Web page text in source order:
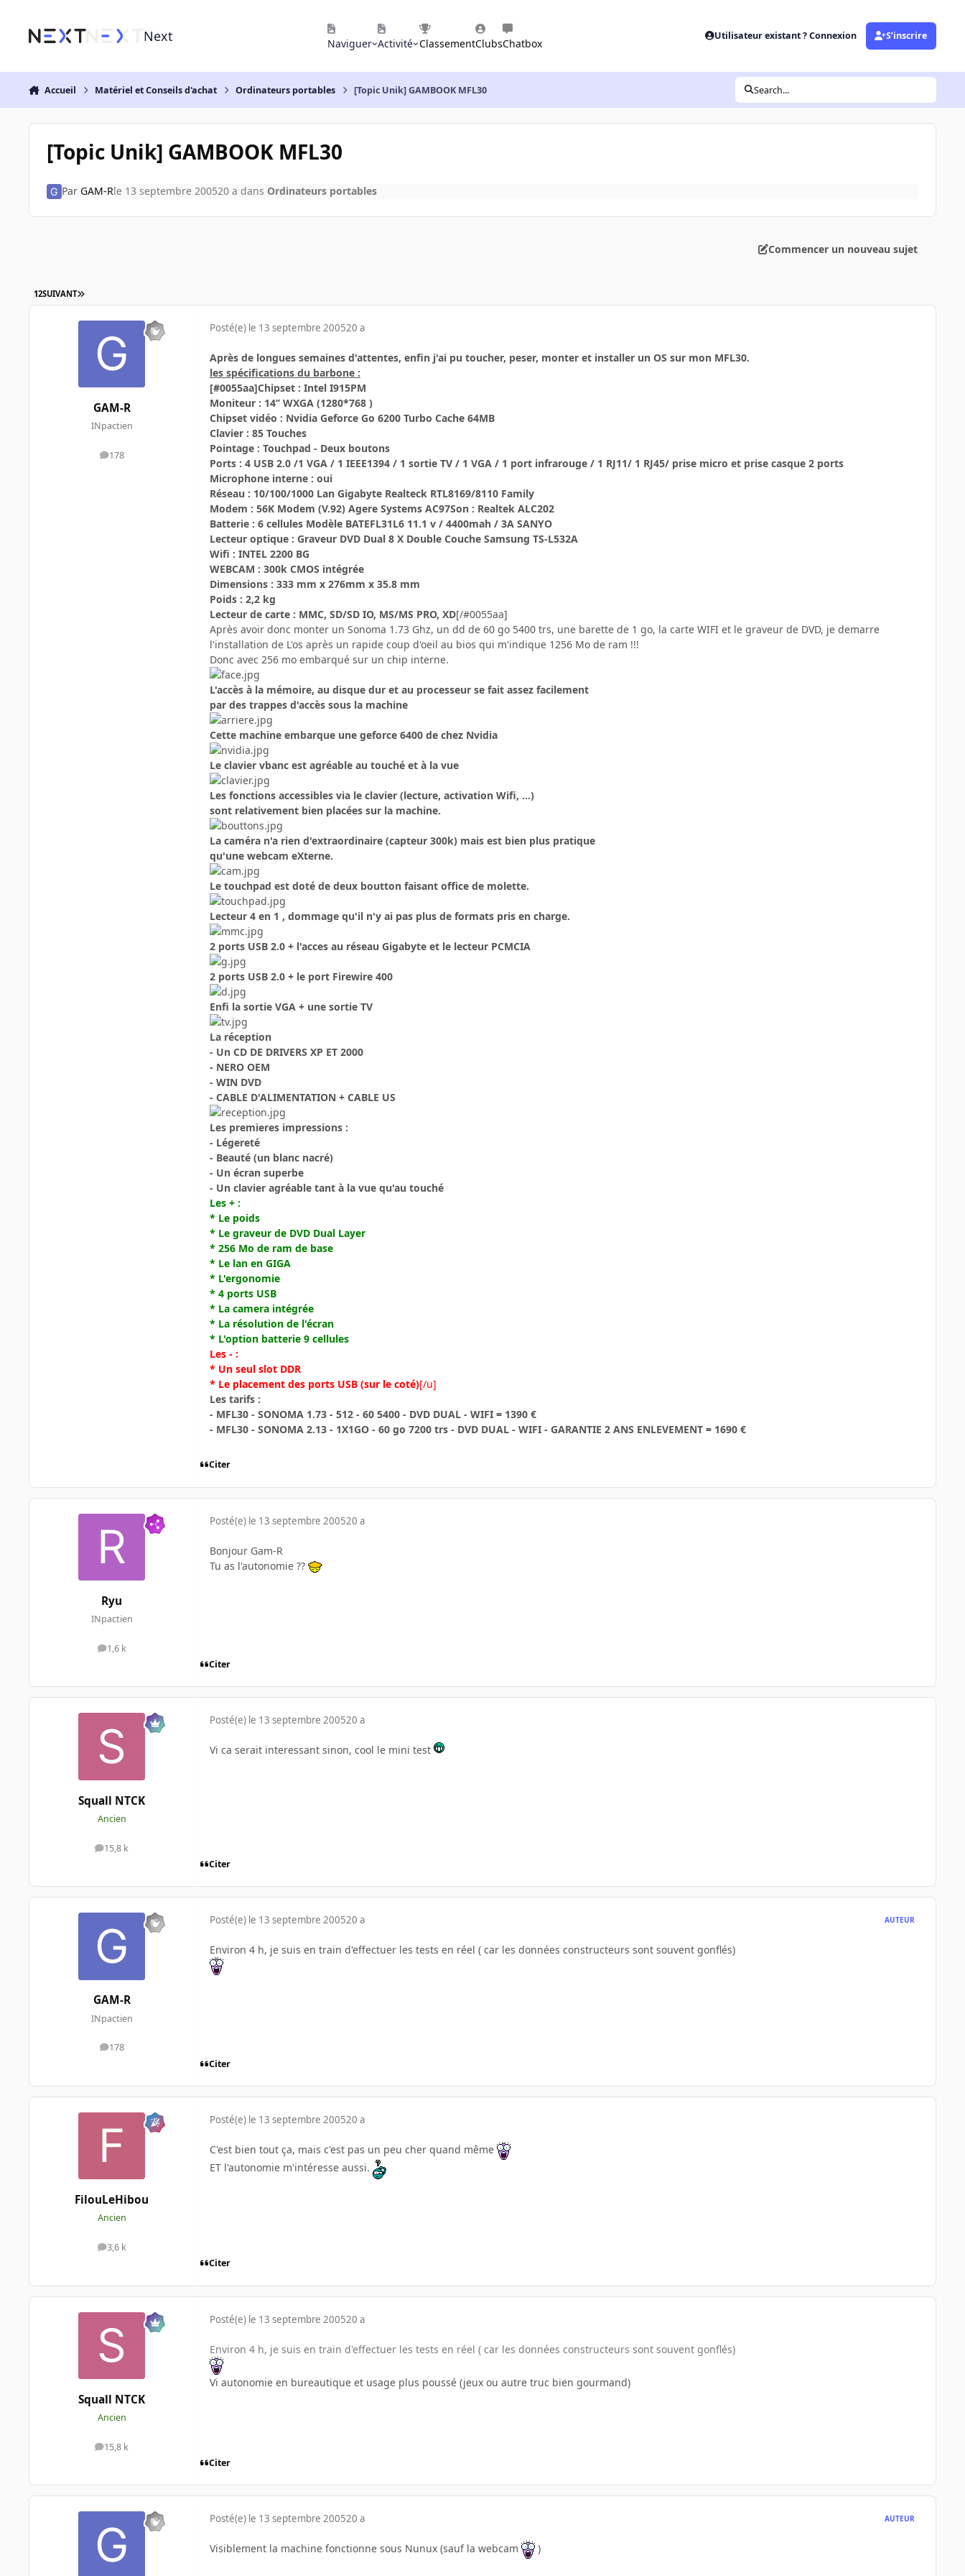
Next Naviguer Activité ClassementClubsChatbox
Utilisateur existant ? Connexion S’inscrire
Accueil Matériel et Conseils d'achat Ordinateurs portables [Topic Unik] GAMBOOK MFL30 Search...
[Topic Unik] GAMBOOK MFL30
Par GAM-Rle 13 septembre 200520 a dans Ordinateurs portables
Commencer un nouveau sujet
12SUIVANT
GAM-R
INpactien
178
messages
Posté(e) le 13 septembre 200520 a
Après de longues semaines d'attentes, enfin j'ai pu toucher, peser, monter et installer un OS sur mon MFL30.
les spécifications du barbone :
[#0055aa]Chipset : Intel I915PM
Moniteur : 14’’ WXGA (1280*768 )
Chipset vidéo : Nvidia Geforce Go 6200 Turbo Cache 64MB
Clavier : 85 Touches
Pointage : Touchpad - Deux boutons
Ports : 4 USB 2.0 /1 VGA / 1 IEEE1394 / 1 sortie TV / 1 VGA / 1 port infrarouge / 1 RJ11/ 1 RJ45/ prise micro et prise casque 2 ports
Microphone interne : oui
Réseau : 10/100/1000 Lan Gigabyte Realteck RTL8169/8110 Family
Modem : 56K Modem (V.92) Agere Systems AC97Son : Realtek ALC202
Batterie : 6 cellules Modèle BATEFL31L6 11.1 v / 4400mah / 3A SANYO
Lecteur optique : Graveur DVD Dual 8 X Double Couche Samsung TS-L532A
Wifi : INTEL 2200 BG
WEBCAM : 300k CMOS intégrée
Dimensions : 333 mm x 276mm x 35.8 mm
Poids : 2,2 kg
Lecteur de carte : MMC, SD/SD IO, MS/MS PRO, XD[/#0055aa]
Après avoir donc monter un Sonoma 1.73 Ghz, un dd de 60 go 5400 trs, une barette de 1 go, la carte WIFI et le graveur de DVD, je demarre
l'installation de L'os après un rapide coup d'oeil au bios qui m'indique 1256 Mo de ram !!!
Donc avec 256 mo embarqué sur un chip interne.
L'accès à la mémoire, au disque dur et au processeur se fait assez facilement
par des trappes d'accès sous la machine
Cette machine embarque une geforce 6400 de chez Nvidia
Le clavier vbanc est agréable au touché et à la vue
Les fonctions accessibles via le clavier (lecture, activation Wifi, ...)
sont relativement bien placées sur la machine.
La caméra n'a rien d'extraordinaire (capteur 300k) mais est bien plus pratique
qu'une webcam eXterne.
Le touchpad est doté de deux boutton faisant office de molette.
Lecteur 4 en 1 , dommage qu'il n'y ai pas plus de formats pris en charge.
2 ports USB 2.0 + l'acces au réseau Gigabyte et le lecteur PCMCIA
2 ports USB 2.0 + le port Firewire 400
Enfi la sortie VGA + une sortie TV
La réception
- Un CD DE DRIVERS XP ET 2000
- NERO OEM
- WIN DVD
- CABLE D'ALIMENTATION + CABLE US
Les premieres impressions :
- Légereté
- Beauté (un blanc nacré)
- Un écran superbe
- Un clavier agréable tant à la vue qu'au touché
Les + :
* Le poids
* Le graveur de DVD Dual Layer
* 256 Mo de ram de base
* Le lan en GIGA
* L'ergonomie
* 4 ports USB
* La camera intégrée
* La résolution de l'écran
* L'option batterie 9 cellules
Les - :
* Un seul slot DDR
* Le placement des ports USB (sur le coté)[/u]
Les tarifs :
- MFL30 - SONOMA 1.73 - 512 - 60 5400 - DVD DUAL - WIFI = 1390 €
- MFL30 - SONOMA 2.13 - 1X1GO - 60 go 7200 trs - DVD DUAL - WIFI - GARANTIE 2 ANS ENLEVEMENT = 1690 €
Citer
Ryu
INpactien
1,6 k
messages
Posté(e) le 13 septembre 200520 a
Bonjour Gam-R
Tu as l'autonomie ??
Citer
Squall NTCK
Ancien
15,8 k
messages
Posté(e) le 13 septembre 200520 a
Vi ca serait interessant sinon, cool le mini test
Citer
GAM-R
INpactien
178
messages
Posté(e) le 13 septembre 200520 a AUTEUR
Environ 4 h, je suis en train d'effectuer les tests en réel ( car les données constructeurs sont souvent gonflés)
Citer
FilouLeHibou
Ancien
3,6 k
messages
Posté(e) le 13 septembre 200520 a
C'est bien tout ça, mais c'est pas un peu cher quand même
ET l'autonomie m'intéresse aussi.
Citer
Squall NTCK
Ancien
15,8 k
messages
Posté(e) le 13 septembre 200520 a
Environ 4 h, je suis en train d'effectuer les tests en réel ( car les données constructeurs sont souvent gonflés)
Vi autonomie en bureautique et usage plus poussé (jeux ou autre truc bien gourmand)
Citer
Posté(e) le 13 septembre 200520 a AUTEUR
Visiblement la machine fonctionne sous Nunux (sauf la webcam )